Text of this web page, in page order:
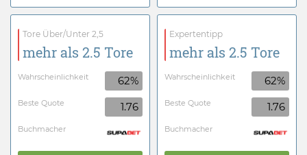
Tore Über/Unter 2,5
mehr als 2.5 Tore
Wahrscheinlichkeit 62%
Beste Quote 1.76
Buchmacher
Expertentipp
mehr als 2.5 Tore
Wahrscheinlichkeit 62%
Beste Quote 1.76
Buchmacher